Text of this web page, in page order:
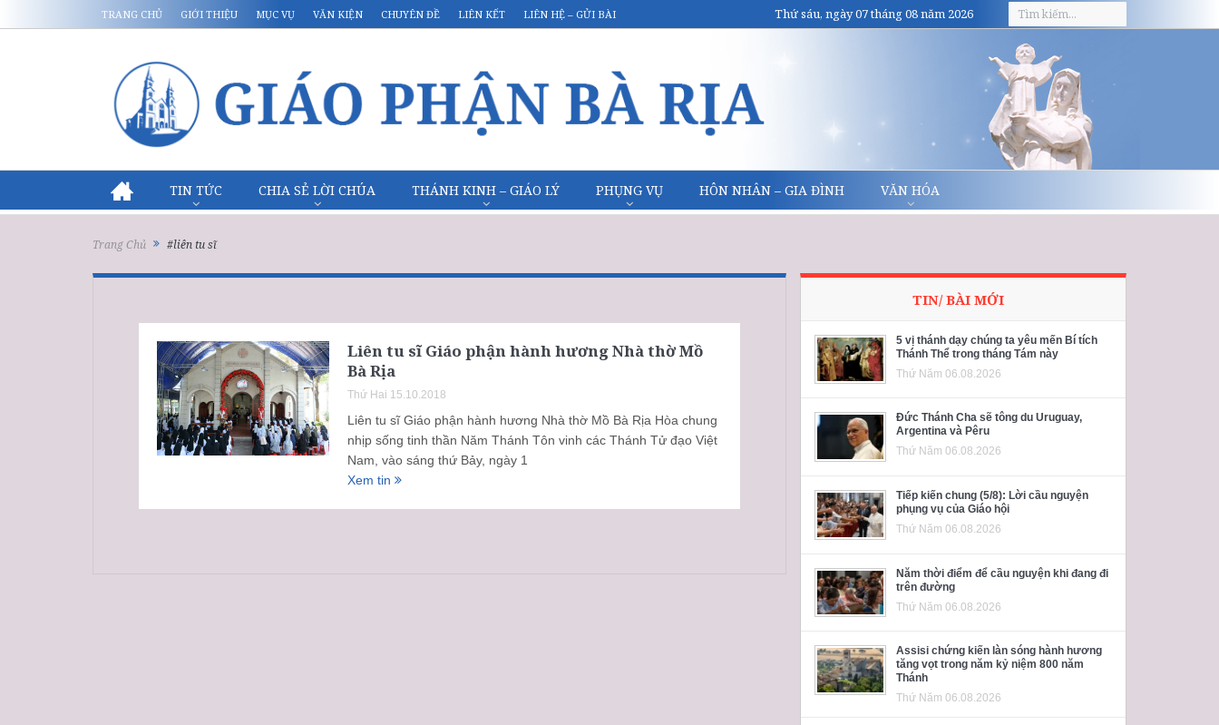
TRANG CHỦ GIỚI THIỆU MỤC VỤ VĂN KIỆN CHUYÊN ĐỀ LIÊN KẾT LIÊN HỆ – GỬI BÀI Thứ sáu, ngày 07 tháng 08 năm 2026
TIN TỨC CHIA SẺ LỜI CHÚA THÁNH KINH – GIÁO LÝ PHỤNG VỤ HÔN NHÂN – GIA ĐÌNH VĂN HÓA
Trang Chủ #liên tu sĩ
Liên tu sĩ Giáo phận hành hương Nhà thờ Mồ
Bà Rịa
Thứ Hai 15.10.2018
Liên tu sĩ Giáo phận hành hương Nhà thờ Mồ Bà Rịa Hòa chung
nhịp sống tinh thần Năm Thánh Tôn vinh các Thánh Tử đạo Việt
Nam, vào sáng thứ Bảy, ngày 1
Xem tin
TIN/ BÀI MỚI
5 vị thánh dạy chúng ta yêu mến Bí tích
Thánh Thể trong tháng Tám này
Thứ Năm 06.08.2026
Đức Thánh Cha sẽ tông du Uruguay,
Argentina và Pêru
Thứ Năm 06.08.2026
Tiếp kiến chung (5/8): Lời cầu nguyện
phụng vụ của Giáo hội
Thứ Năm 06.08.2026
Năm thời điểm để cầu nguyện khi đang đi
trên đường
Thứ Năm 06.08.2026
Assisi chứng kiến làn sóng hành hương
tăng vọt trong năm kỷ niệm 800 năm
Thánh
Thứ Năm 06.08.2026